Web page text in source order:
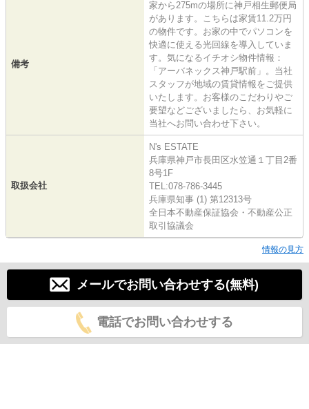
備考
家から275mの場所に神戸相生郵便局
があります。こちらは家賃11.2万円
の物件です。お家の中でパソコンを
快適に使える光回線を導入していま
す。気になるイチオシ物件情報：
「アーバネックス神戸駅前」。当社
スタッフが地域の賃貸情報をご提供
いたします。お客様のこだわりやご
要望などございましたら、お気軽に
当社へお問い合わせ下さい。
取扱会社
N's ESTATE
兵庫県神戸市長田区水笠通１丁目2番
8号1F
TEL:078-786-3445
兵庫県知事 (1) 第12313号
全日本不動産保証協会・不動産公正
取引協議会
情報の見方
メールでお問い合わせする(無料)
電話でお問い合わせする